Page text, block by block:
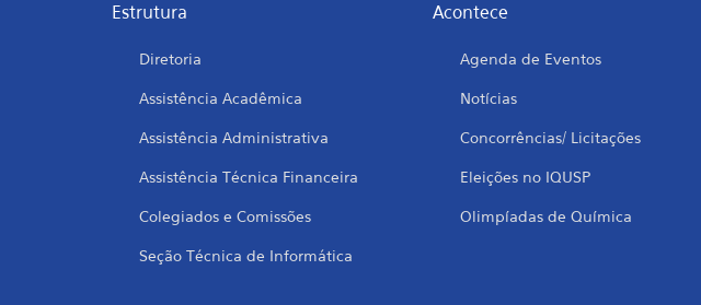
Estrutura
Diretoria
Assistência Acadêmica
Assistência Administrativa
Assistência Técnica Financeira
Colegiados e Comissões
Seção Técnica de Informática
Acontece
Agenda de Eventos
Notícias
Concorrências/ Licitações
Eleições no IQUSP
Olimpíadas de Química